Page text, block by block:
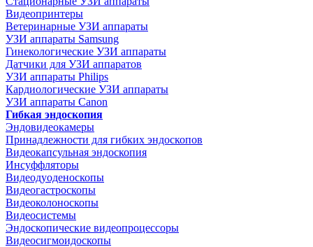
Видеопринтеры
Ветеринарные УЗИ аппараты
УЗИ аппараты Samsung
Гинекологические УЗИ аппараты
Датчики для УЗИ аппаратов
УЗИ аппараты Philips
Кардиологические УЗИ аппараты
УЗИ аппараты Canon
Гибкая эндоскопия
Эндовидеокамеры
Принадлежности для гибких эндоскопов
Видеокапсульная эндоскопия
Инсуффляторы
Видеодуоденоскопы
Видеогастроскопы
Видеоколоноскопы
Видеосистемы
Эндоскопические видеопроцессоры
Видеосигмоидоскопы